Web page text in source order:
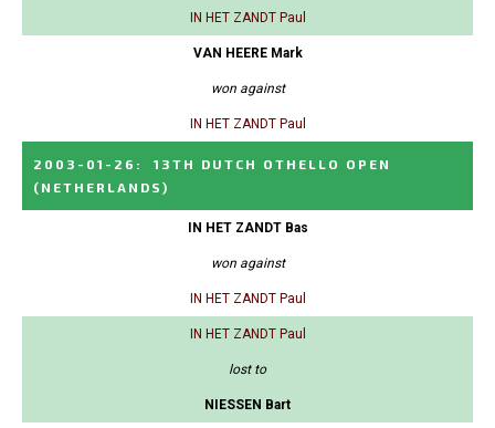
IN HET ZANDT Paul
VAN HEERE Mark
won against
IN HET ZANDT Paul
2003-01-26 :
13TH DUTCH OTHELLO OPEN
(NETHERLANDS)
IN HET ZANDT Bas
won against
IN HET ZANDT Paul
IN HET ZANDT Paul
lost to
NIESSEN Bart